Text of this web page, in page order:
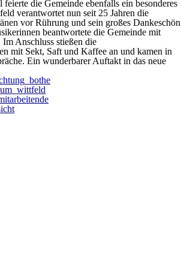
die Gemeinde ebenfalls ein besonderes
verantwortet nun seit 25 Jahren die
vor Rührung und sein großes Dankeschön
beantwortete die Gemeinde mit
Anschluss stießen die
mit Sekt, Saft und Kaffee an und kamen in
Ein wunderbarer Auftakt in das neue